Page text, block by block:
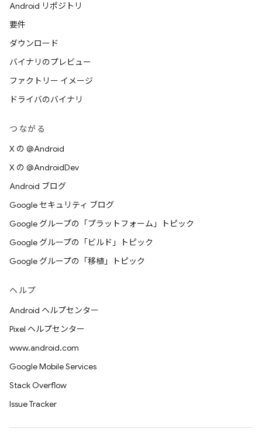
Android リポジトリ
要件
ダウンロード
バイナリのプレビュー
ファクトリー イメージ
ドライバのバイナリ
つながる
X の @Android
X の @AndroidDev
Android ブログ
Google セキュリティ ブログ
Google グループの「プラットフォーム」トピック
Google グループの「ビルド」トピック
Google グループの「移植」トピック
ヘルプ
Android ヘルプセンター
Pixel ヘルプセンター
www.android.com
Google Mobile Services
Stack Overflow
Issue Tracker